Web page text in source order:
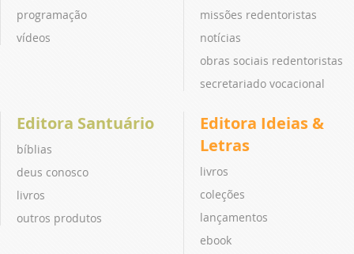
programação
vídeos
missões redentoristas
notícias
obras sociais redentoristas
secretariado vocacional
Editora Santuário
bíblias
deus conosco
livros
outros produtos
Editora Ideias &
Letras
livros
coleções
lançamentos
ebook